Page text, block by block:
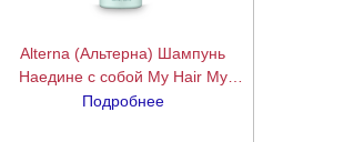
Alterna (Альтерна) Шампунь
Наедине с собой My Hair My
Canvas Me Time Everyday Shampoo
Подробнее